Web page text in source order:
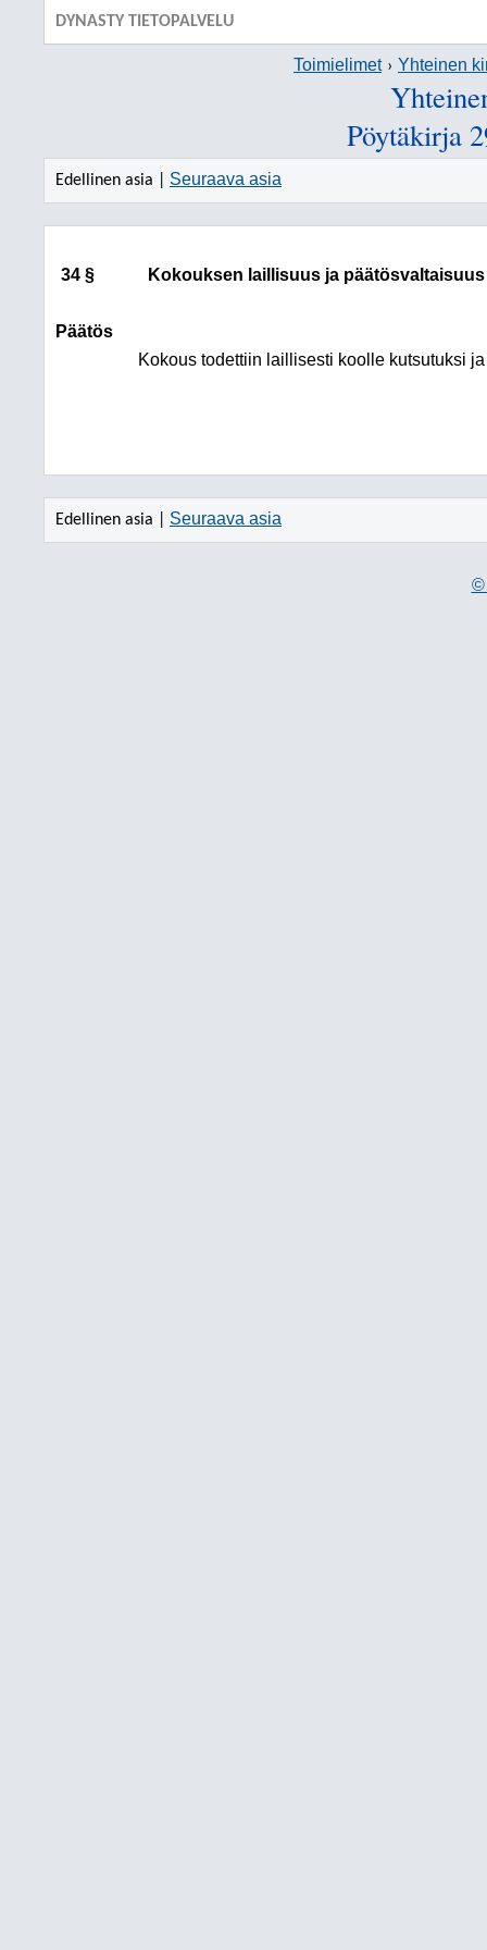
DYNASTY TIETOPALVELU
Toimielimet Yhteinen
Pöytäkirja
Edellinen asia | Seuraava asia
34 § Kokouksen laillisuus ja päätösvaltaisuus
Päätös
Kokous todettiin laillisesti koolle kutsutuksi
Edellinen asia | Seuraava asia
©